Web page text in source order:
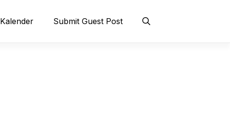
Kalender Submit Guest Post